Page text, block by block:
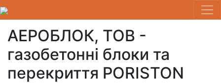
АЕРОБЛОК, ТОВ -
газобетонні блоки та
перекриття PORISTON